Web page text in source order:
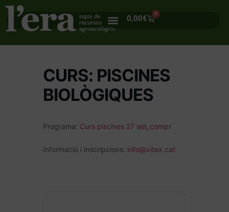
0,00€
0
CURS: PISCINES
BIOLÒGIQUES
Programa: Curs piscines 27 set_compr
Informació i inscripcions: info@vitex.cat